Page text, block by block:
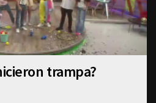
trampa?